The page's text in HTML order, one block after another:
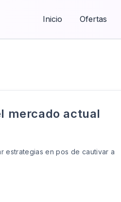
Inicio Ofertas
mercado actual
estrategias en pos de cautivar a